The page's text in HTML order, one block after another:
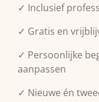
✓ Inclusief
✓ Gratis en
✓ Persoonlijke
aanpassen
✓ Nieuwe én